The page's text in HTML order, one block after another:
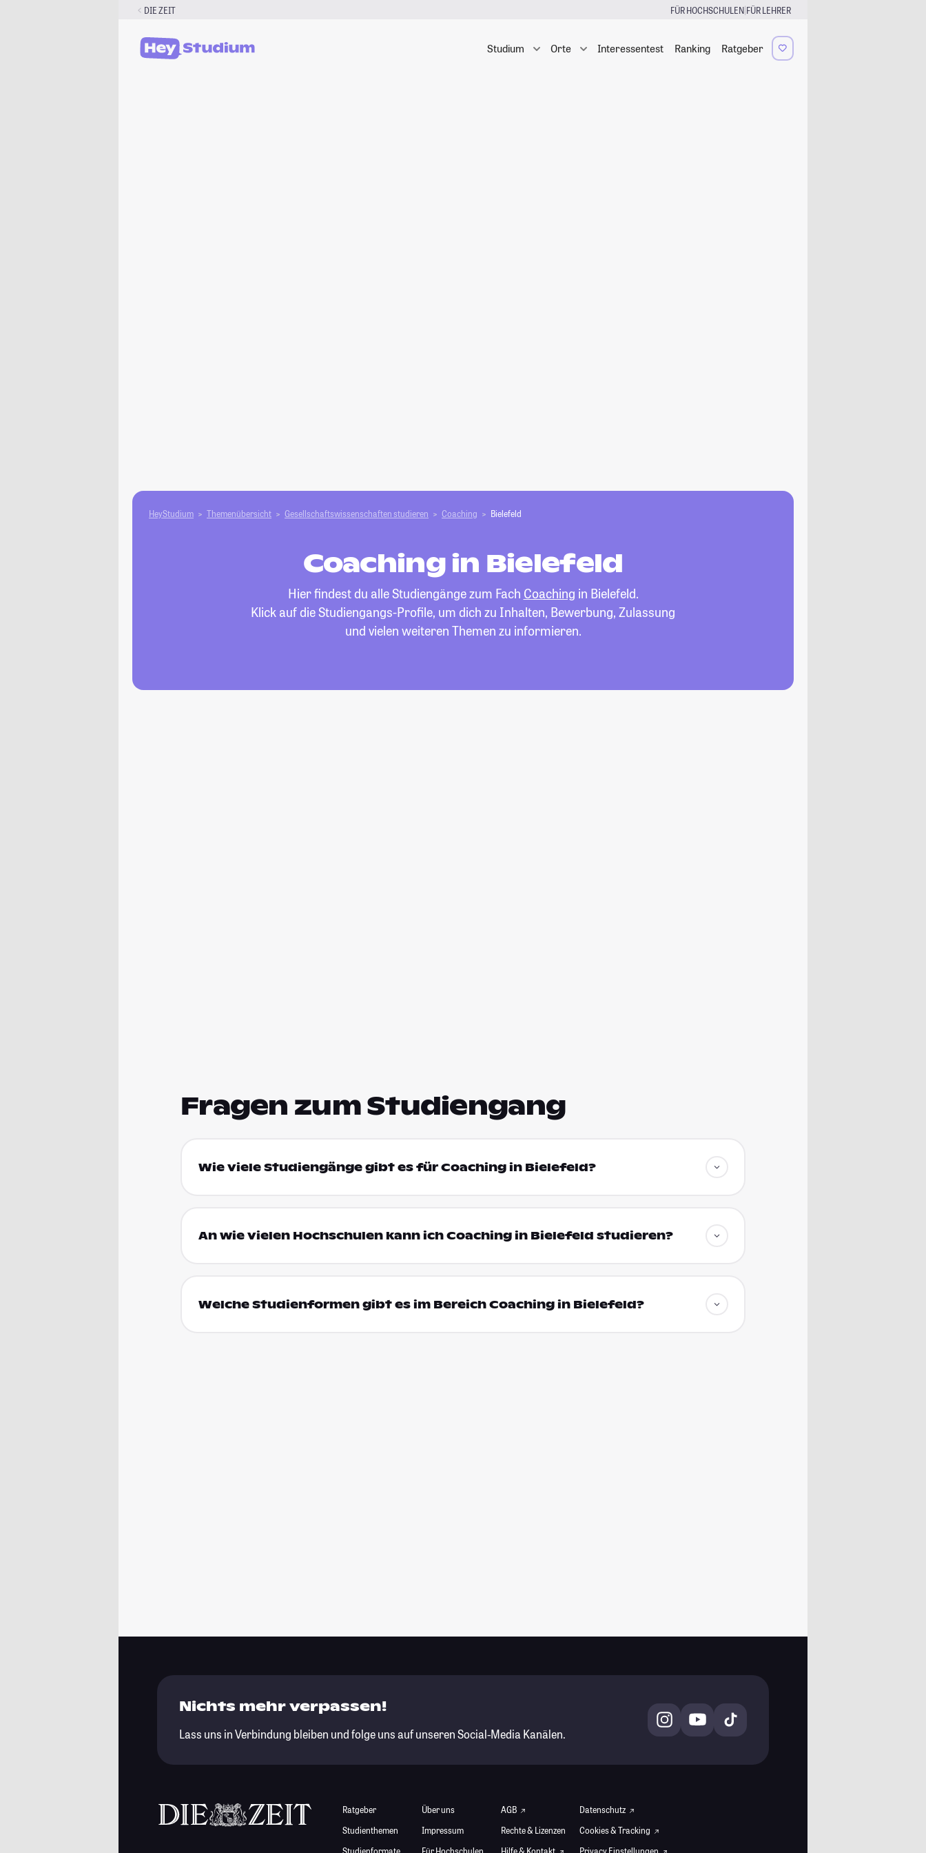
DIE ZEIT FÜR HOCHSCHULEN|FÜR LEHRER
Studium Orte Interessentest Ranking Ratgeber
HeyStudium Themenübersicht Gesellschafts­­wissenschaften studieren Coaching Bielefeld
Coaching in Bielefeld
Hier findest du alle Studiengänge zum Fach Coaching in Bielefeld.
Klick auf die Studiengangs-Profile, um dich zu Inhalten, Bewerbung, Zulassung
und vielen weiteren Themen zu informieren.
Fragen zum Studiengang
Wie viele Studiengänge gibt es für Coaching in Bielefeld?
An wie vielen Hochschulen kann ich Coaching in Bielefeld studieren?
Welche Studienformen gibt es im Bereich Coaching in Bielefeld?
Nichts mehr verpassen!
Lass uns in Verbindung bleiben und folge uns auf unseren Social-Media Kanälen.
Ratgeber
Studienthemen
Studienformate
Über uns
Impressum
Für Hochschulen
AGB
Rechte & Lizenzen
Hilfe & Kontakt
Datenschutz
Cookies & Tracking
Privacy Einstellungen